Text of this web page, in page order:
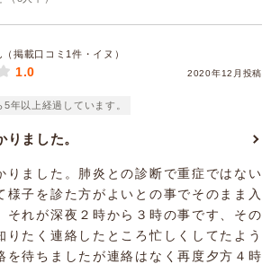
掲載口コミ1件・イヌ）
2020年12月投稿
1.0
年以上経過しています。
ました。
りました。肺炎との診断で重症ではない
様子を診た方がよいとの事でそのまま入
それが深夜２時から３時の事です、その
りたく連絡したところ忙しくしてたよう
を待ちましたが連絡はなく再度夕方４時